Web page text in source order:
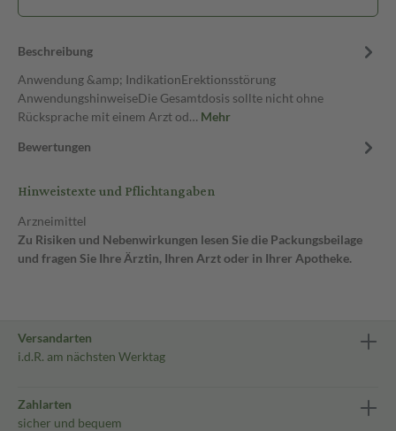
Beschreibung
Anwendung &amp; IndikationErektionsstörung
AnwendungshinweiseDie Gesamtdosis sollte nicht ohne
Rücksprache mit einem Arzt od… Mehr
Bewertungen
Hinweistexte und Pflichtangaben
Arzneimittel
Zu Risiken und Nebenwirkungen lesen Sie die Packungsbeilage
und fragen Sie Ihre Ärztin, Ihren Arzt oder in Ihrer Apotheke.
Versandarten
i.d.R. am nächsten Werktag
Zahlarten
sicher und bequem